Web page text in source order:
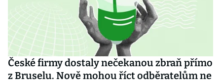
České firmy dostaly nečekanou zbraň přímo
z Bruselu. Nově mohou říct odběratelům ne